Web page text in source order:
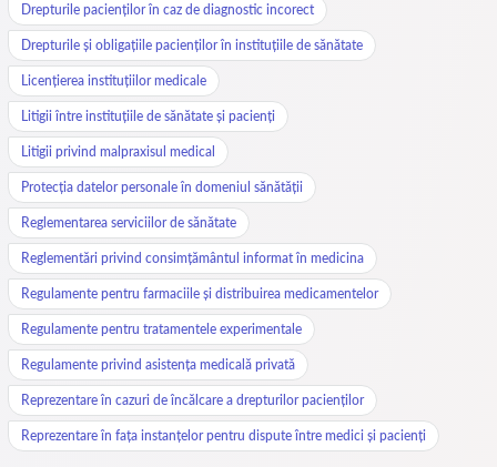
Drepturile pacienților în caz de diagnostic incorect
Drepturile și obligațiile pacienților în instituțiile de sănătate
Licențierea instituțiilor medicale
Litigii între instituțiile de sănătate și pacienți
Litigii privind malpraxisul medical
Protecția datelor personale în domeniul sănătății
Reglementarea serviciilor de sănătate
Reglementări privind consimțământul informat în medicina
Regulamente pentru farmaciile și distribuirea medicamentelor
Regulamente pentru tratamentele experimentale
Regulamente privind asistența medicală privată
Reprezentare în cazuri de încălcare a drepturilor pacienților
Reprezentare în fața instanțelor pentru dispute între medici și pacienți